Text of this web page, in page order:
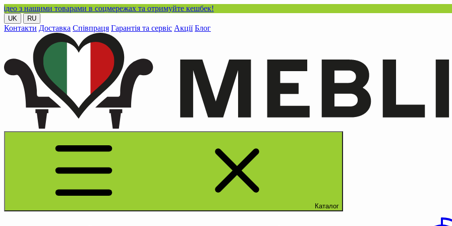
товарами в соцмережах та отримуйте кешбек!
UK RU
Контакти Доставка Співпраця Гарантія та сервіс Акції Блог
Каталог